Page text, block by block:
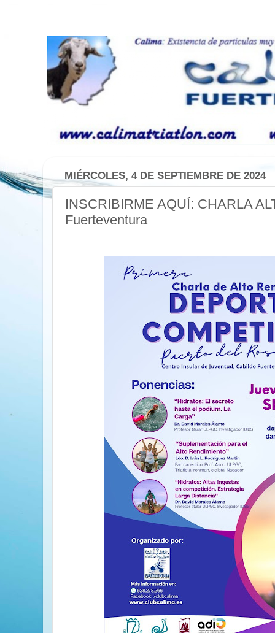
MIÉRCOLES, 4 DE SEPTIEMBRE DE 2024
INSCRIBIRME AQUÍ: CHARLA
Fuerteventura